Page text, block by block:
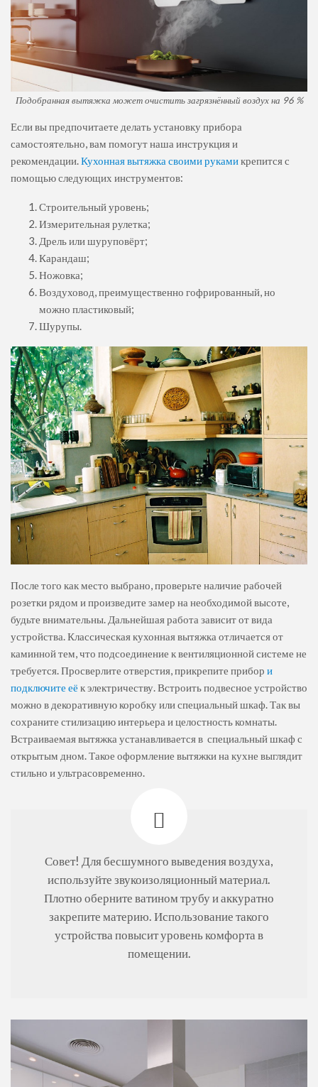
Подобранная вытяжка может очистить загрязнённый воздух на 96 %
Если вы предпочитаете делать установку прибора
самостоятельно, вам помогут наша инструкция и
рекомендации. Кухонная вытяжка своими рукамикрепится с
помощью следующих инструментов:
Строительный уровень;
Измерительная рулетка;
Дрель или шуруповёрт;
Карандаш;
Ножовка;
Воздуховод, преимущественно гофрированный, но
можно пластиковый;
Шурупы.
После того как место выбрано, проверьте наличие рабочей
розетки рядом и произведите замер на необходимой высоте,
будьте внимательны. Дальнейшая работа зависит от вида
устройства. Классическая кухонная вытяжка отличается от
каминной тем, что подсоединение к вентиляционной системе не
требуется. Просверлите отверстия, прикрепите прибор и
подключите её к электричеству. Встроить подвесное устройство
можно в декоративную коробку или специальный шкаф. Так вы
сохраните стилизацию интерьера и целостность комнаты.
Встраиваемая вытяжка устанавливается в специальный шкаф с
открытым дном. Такое оформление вытяжки на кухне выглядит
стильно и ультрасовременно.
Совет! Для бесшумного выведения воздуха,
используйте звукоизоляционный материал.
Плотно оберните ватином трубу и аккуратно
закрепите материю. Использование такого
устройства повысит уровень комфорта в
помещении.